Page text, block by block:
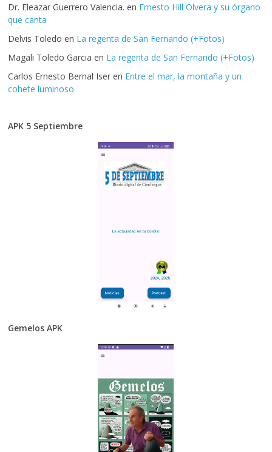
Dr. Eleazar Guerrero Valencia. en Ernesto Hill Olvera y su órgano
que canta
Delvis Toledo en La regenta de San Fernando (+Fotos)
Magali Toledo Garcia en La regenta de San Fernando (+Fotos)
Carlos Ernesto Bernal Iser en Entre el mar, la montaña y un
cohete luminoso
APK 5 Septiembre
Gemelos APK